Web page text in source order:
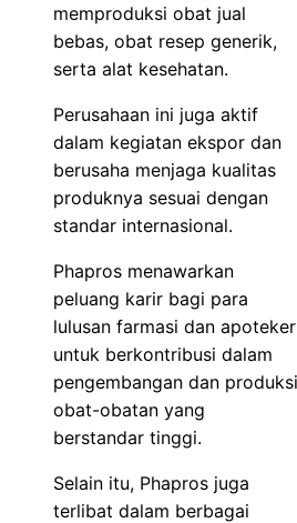
memproduksi obat jual
bebas, obat resep generik,
serta alat kesehatan.
Perusahaan ini juga aktif
dalam kegiatan ekspor dan
berusaha menjaga kualitas
produknya sesuai dengan
standar internasional.
Phapros menawarkan
peluang karir bagi para
lulusan farmasi dan apoteker
untuk berkontribusi dalam
pengembangan dan produksi
obat-obatan yang
berstandar tinggi.
Selain itu, Phapros juga
terlibat dalam berbagai